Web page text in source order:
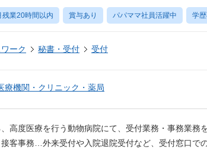
残業20時間以内 賞与あり パパママ社員活躍中 学
ーク 秘書・受付 受付
療機関・クリニック・薬局
高度医療を行う動物病院にて、受付業務・事務業務
接客事務…外来受付や入院退院受付など、受付窓口で